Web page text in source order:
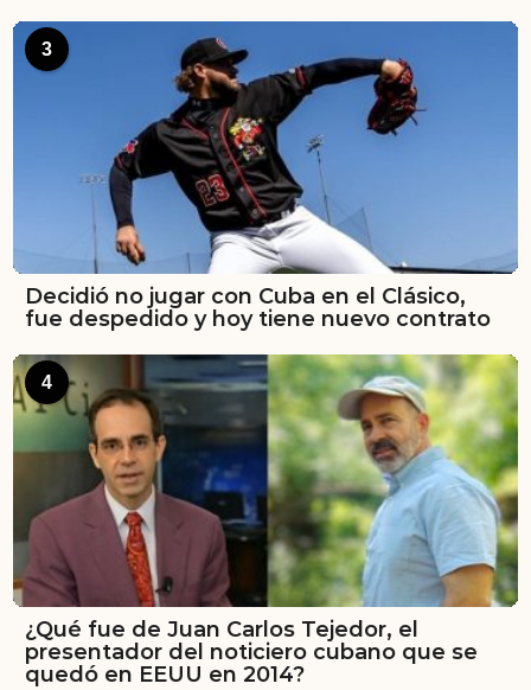
3
Decidió no jugar con Cuba en el Clásico,
fue despedido y hoy tiene nuevo contrato
4
¿Qué fue de Juan Carlos Tejedor, el
presentador del noticiero cubano que se
quedó en EEUU en 2014?